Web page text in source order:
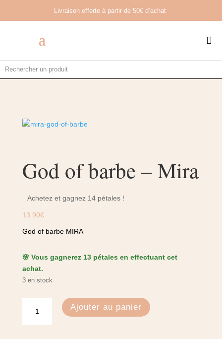
Livraison offerte à partir de 50€ d’achat

God of barbe – Mira
Achetez et gagnez 14 pétales !
13.90€
God of barbe MIRA
🌸 Vous gagnerez 13 pétales en effectuant cet
achat.
3 en stock
God
Ajouter au panier